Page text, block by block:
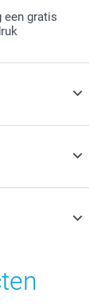
een gratis
exclusief